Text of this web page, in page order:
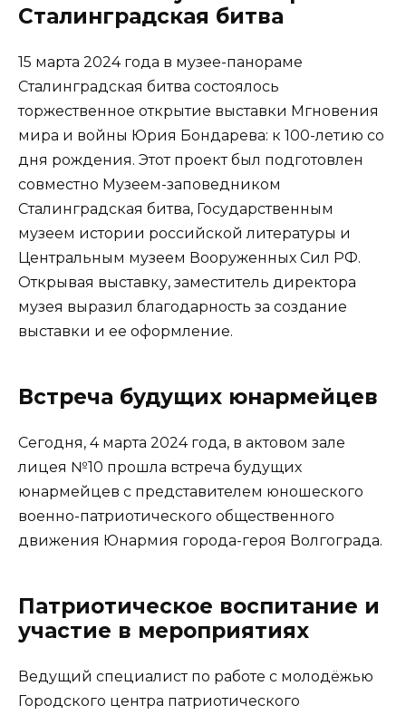
Сталинградская битва
15 марта 2024 года в музее-панораме
Сталинградская битва состоялось
торжественное открытие выставки Мгновения
мира и войны Юрия Бондарева: к 100-летию со
дня рождения. Этот проект был подготовлен
совместно Музеем-заповедником
Сталинградская битва, Государственным
музеем истории российской литературы и
Центральным музеем Вооруженных Сил РФ.
Открывая выставку, заместитель директора
музея выразил благодарность за создание
выставки и ее оформление.
Встреча будущих юнармейцев
Сегодня, 4 марта 2024 года, в актовом зале
лицея №10 прошла встреча будущих
юнармейцев с представителем юношеского
военно-патриотического общественного
движения Юнармия города-героя Волгограда.
Патриотическое воспитание и
участие в мероприятиях
Ведущий специалист по работе с молодёжью
Городского центра патриотического